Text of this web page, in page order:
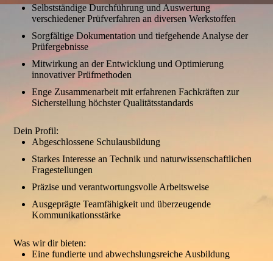
Selbstständige Durchführung und Auswertung
verschiedener Prüfverfahren an diversen Werkstoffen
Sorgfältige Dokumentation und tiefgehende Analyse der
Prüfergebnisse
Mitwirkung an der Entwicklung und Optimierung
innovativer Prüfmethoden
Enge Zusammenarbeit mit erfahrenen Fachkräften zur
Sicherstellung höchster Qualitätsstandards
Dein Profil:
Abgeschlossene Schulausbildung
Starkes Interesse an Technik und naturwissenschaftlichen
Fragestellungen
Präzise und verantwortungsvolle Arbeitsweise
Ausgeprägte Teamfähigkeit und überzeugende
Kommunikationsstärke
Was wir dir bieten:
Eine fundierte und abwechslungsreiche Ausbildung